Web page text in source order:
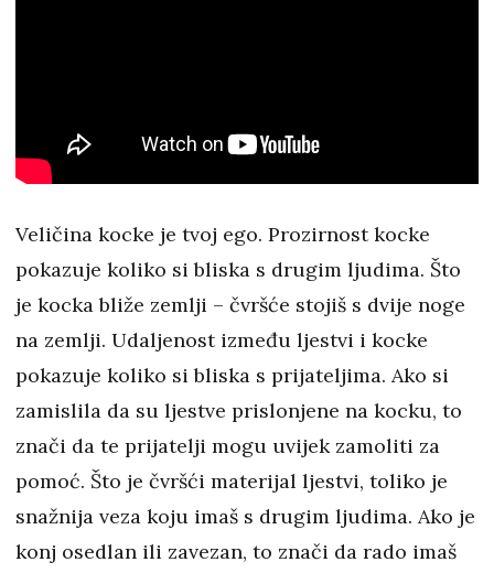
Veličina kocke je tvoj ego. Prozirnost kocke
pokazuje koliko si bliska s drugim ljudima. Što
je kocka bliže zemlji – čvršće stojiš s dvije noge
na zemlji. Udaljenost između ljestvi i kocke
pokazuje koliko si bliska s prijateljima. Ako si
zamislila da su ljestve prislonjene na kocku, to
znači da te prijatelji mogu uvijek zamoliti za
pomoć. Što je čvršći materijal ljestvi, toliko je
snažnija veza koju imaš s drugim ljudima. Ako je
konj osedlan ili zavezan, to znači da rado imaš